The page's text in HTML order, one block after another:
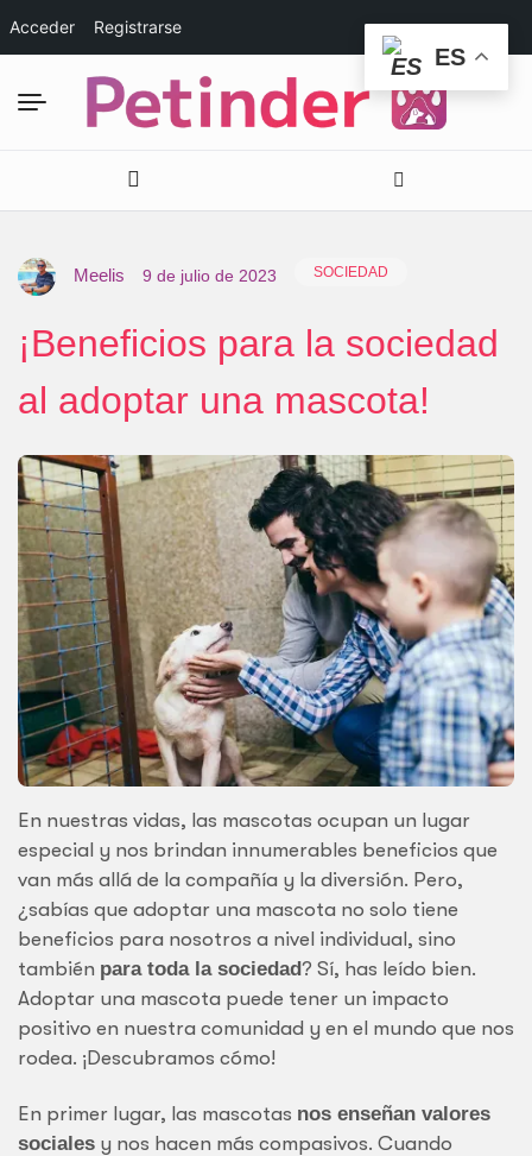
Acceder Registrarse
Meelis 9 de julio de 2023 SOCIEDAD
¡Beneficios para la sociedad
al adoptar una mascota!
En nuestras vidas, las mascotas ocupan un lugar
especial y nos brindan innumerables beneficios que
van más allá de la compañía y la diversión. Pero,
¿sabías que adoptar una mascota no solo tiene
beneficios para nosotros a nivel individual, sino
también para toda la sociedad? Sí, has leído bien.
Adoptar una mascota puede tener un impacto
positivo en nuestra comunidad y en el mundo que nos
rodea. ¡Descubramos cómo!
En primer lugar, las mascotas nos enseñan valores
sociales y nos hacen más compasivos. Cuando
ES